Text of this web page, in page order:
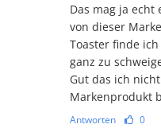
Das mag ja echt
von dieser
Toaster finde
ganz zu
Gut das ich
Markenprodukt
Antworten 0